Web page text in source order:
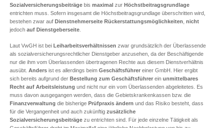
Sozialversicherungsbeiträge bis maximal zur Höchstbeitragsgrundlage
entrichten muss. Sofern insgesamt die Höchstbeitragsgrundlage überschritten wird,
bestehen zwar auf Dienstnehmerseite Rückerstattungsmöglichkeiten nicht
jedoch auf Dienstgeberseite
Laut VwGH ist bei Leiharbeitsverhältnissen zwar grundsätzlich der Überlassende
als sozialversicherungsrechtlicher Dienstgeber anzusehen, da der Beschäftigende
nur die ihm vom Überlassenden übertragenen Rechte aus diesem Dienstverhältnis
ausübt. Anders ist es allerdings beim Geschäftsführer einer GmbH. Hier ergibt
sich bereits aufgrund der Bestellung zum Geschäftsführer ein unmittelbares
Recht auf Arbeitsleistung und nicht nur ein vom Überlassenden abgeleitetes. Es
muss davon ausgegangen werden, dass die Gebietskrankenkassen bzw. die
Finanzverwaltung die bisherige Prüfpraxis ändern und das Risiko besteht, dass
für die Vergangenheit und auch zukünftig zusätzliche
Sozialversicherungsbeiträge zu entrichten sind. Für jede einzelne Tätigkeit als